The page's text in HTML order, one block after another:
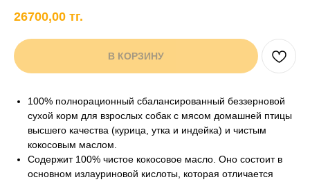
26700,00 тг.
В КОРЗИНУ
100% полнорационный сбалансированный беззерновой
сухой корм для взрослых собак с мясом домашней птицы
высшего качества (курица, утка и индейка) и чистым
кокосовым маслом.
Содержит 100% чистое кокосовое масло. Оно состоит в
основном излауриновой кислоты, которая отличается